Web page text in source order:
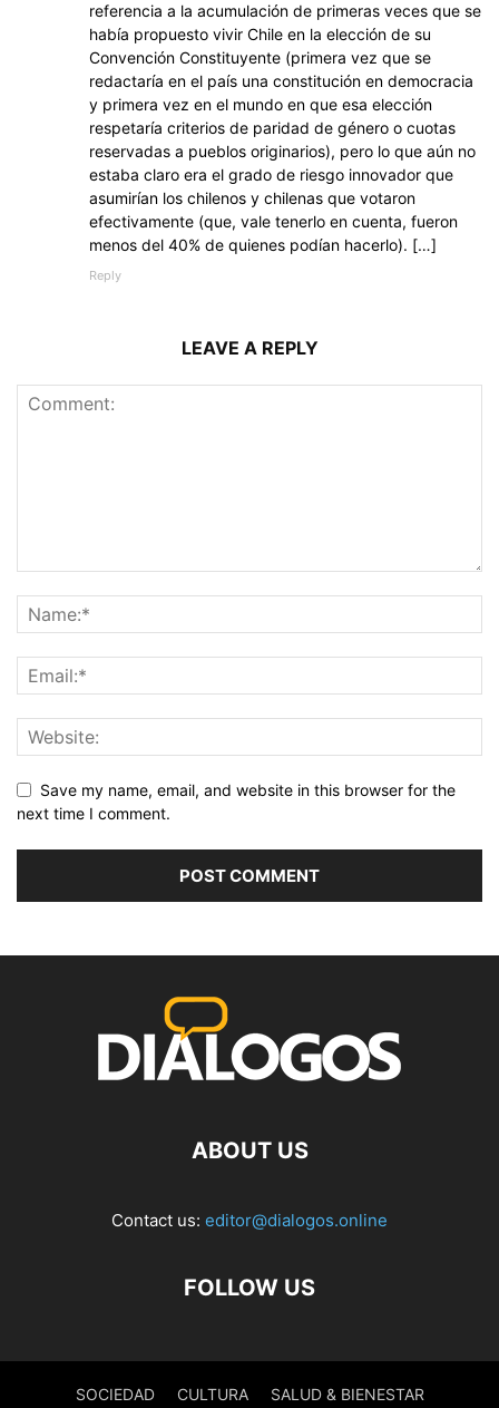
referencia a la acumulación de primeras veces que se
había propuesto vivir Chile en la elección de su
Convención Constituyente (primera vez que se
redactaría en el país una constitución en democracia
y primera vez en el mundo en que esa elección
respetaría criterios de paridad de género o cuotas
reservadas a pueblos originarios), pero lo que aún no
estaba claro era el grado de riesgo innovador que
asumirían los chilenos y chilenas que votaron
efectivamente (que, vale tenerlo en cuenta, fueron
menos del 40% de quienes podían hacerlo). […]
Reply
LEAVE A REPLY
Save my name, email, and website in this browser for the
next time I comment.
ABOUT US
Contact us: editor@dialogos.online
FOLLOW US
SOCIEDAD CULTURA SALUD & BIENESTAR